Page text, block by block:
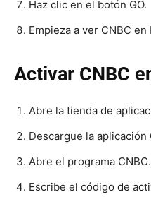
Haz clic en el botón GO.
Empieza a ver CNBC en
Activar CNBC
Abre la tienda de
Descargue la aplicación
Abre el programa CNBC.
Escribe el código de